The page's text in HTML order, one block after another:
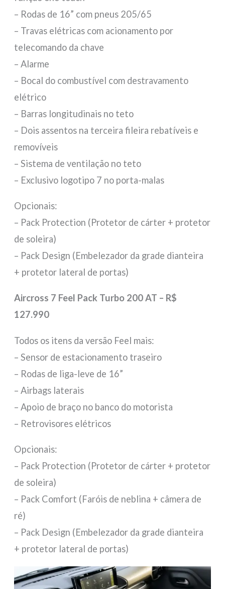
– Rodas de 16” com pneus 205/65
– Travas elétricas com acionamento por
telecomando da chave
– Alarme
– Bocal do combustível com destravamento
elétrico
– Barras longitudinais no teto
– Dois assentos na terceira fileira rebatíveis e
removíveis
– Sistema de ventilação no teto
– Exclusivo logotipo 7 no porta-malas
Opcionais:
– Pack Protection (Protetor de cárter + protetor
de soleira)
– Pack Design (Embelezador da grade dianteira
+ protetor lateral de portas)
Aircross 7 Feel Pack Turbo 200 AT – R$
127.990
Todos os itens da versão Feel mais:
– Sensor de estacionamento traseiro
– Rodas de liga-leve de 16”
– Airbags laterais
– Apoio de braço no banco do motorista
– Retrovisores elétricos
Opcionais:
– Pack Protection (Protetor de cárter + protetor
de soleira)
– Pack Comfort (Faróis de neblina + câmera de
ré)
– Pack Design (Embelezador da grade dianteira
+ protetor lateral de portas)